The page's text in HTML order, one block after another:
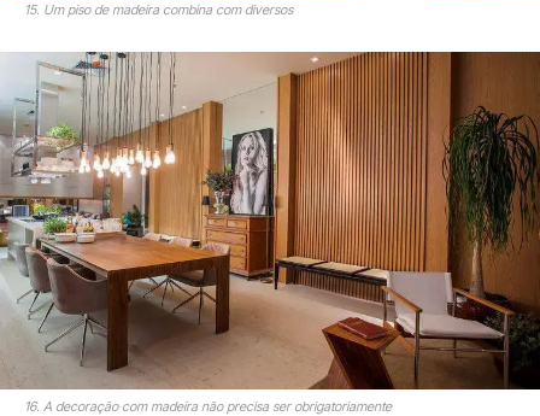
15. Um piso de madeira combina com diversos
16. A decoração com madeira não precisa ser obrigatoriamente